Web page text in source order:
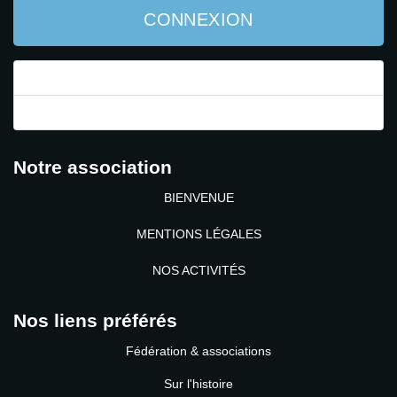
CONNEXION
Notre association
BIENVENUE
MENTIONS LÉGALES
NOS ACTIVITÉS
Nos liens préférés
Fédération & associations
Sur l'histoire